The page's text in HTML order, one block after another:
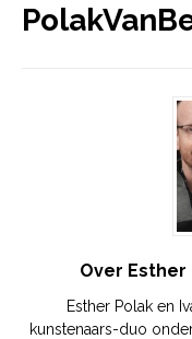
Over Esther
Esther Polak en
kunstenaars-duo